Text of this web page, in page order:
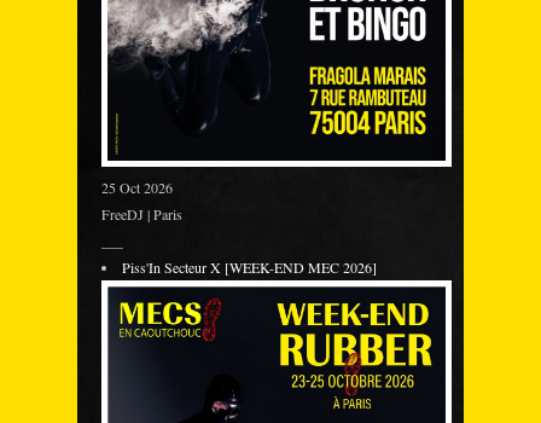
25 Oct 2026
FreeDJ | Paris
Piss'In Secteur X [WEEK-END MEC 2026]